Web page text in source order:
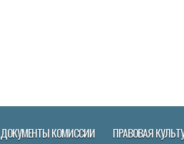
ДОКУМЕНТЫ КОМИССИИ ПРАВОВАЯ